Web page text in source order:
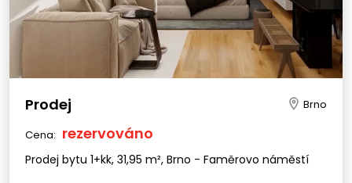
Prodej Brno
Cena: rezervováno
Prodej bytu 1+kk, 31,95 m², Brno - Faměrovo náměstí